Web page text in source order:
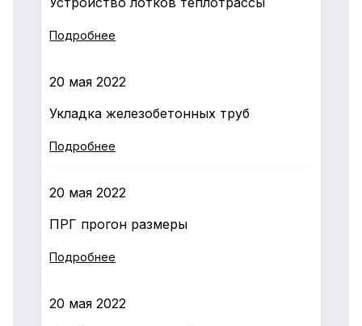
Подробнее
20 мая 2022
Укладка железобетонных труб
Подробнее
20 мая 2022
ПРГ прогон размеры
Подробнее
20 мая 2022